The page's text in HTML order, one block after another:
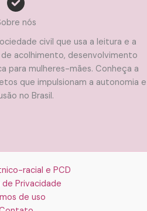
nós
civil que usa a leitura e a
acolhimento, desenvolvimento
para mulheres-mães. Conheça a
que impulsionam a autonomia e
no Brasil.
racial e PCD
Privacidade
de uso